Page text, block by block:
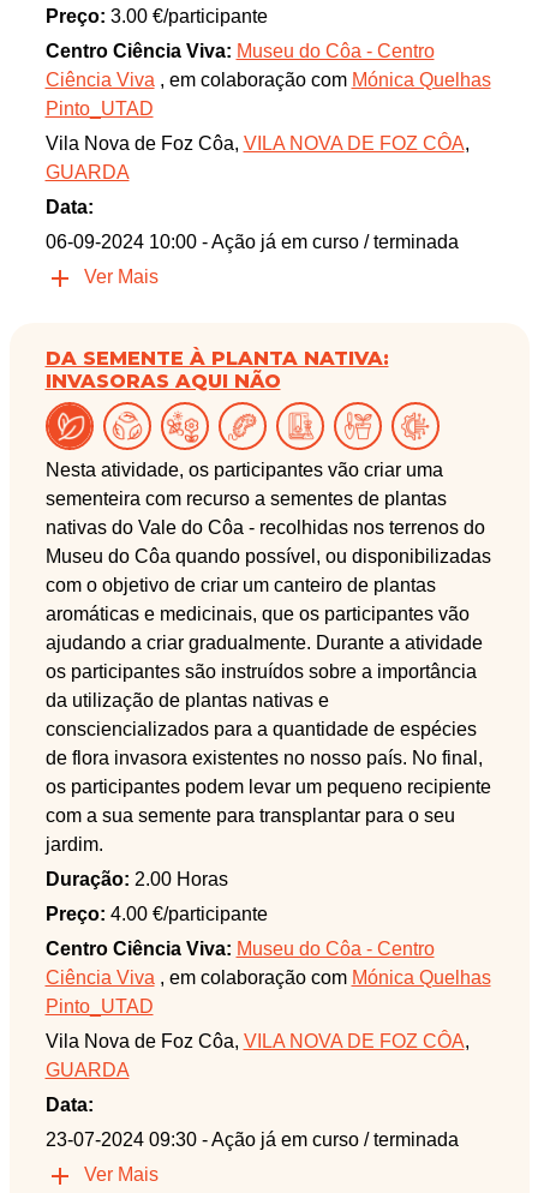
Preço: 3.00 €/participante
Centro Ciência Viva: Museu do Côa - Centro
Ciência Viva , em colaboração com Mónica Quelhas
Pinto_UTAD
Vila Nova de Foz Côa, VILA NOVA DE FOZ CÔA,
GUARDA
Data:
06-09-2024 10:00 - Ação já em curso / terminada
Ver Mais
DA SEMENTE À PLANTA NATIVA:
INVASORAS AQUI NÃO
Nesta atividade, os participantes vão criar uma
sementeira com recurso a sementes de plantas
nativas do Vale do Côa - recolhidas nos terrenos do
Museu do Côa quando possível, ou disponibilizadas
com o objetivo de criar um canteiro de plantas
aromáticas e medicinais, que os participantes vão
ajudando a criar gradualmente. Durante a atividade
os participantes são instruídos sobre a importância
da utilização de plantas nativas e
consciencializados para a quantidade de espécies
de flora invasora existentes no nosso país. No final,
os participantes podem levar um pequeno recipiente
com a sua semente para transplantar para o seu
jardim.
Duração: 2.00 Horas
Preço: 4.00 €/participante
Centro Ciência Viva: Museu do Côa - Centro
Ciência Viva , em colaboração com Mónica Quelhas
Pinto_UTAD
Vila Nova de Foz Côa, VILA NOVA DE FOZ CÔA,
GUARDA
Data:
23-07-2024 09:30 - Ação já em curso / terminada
Ver Mais